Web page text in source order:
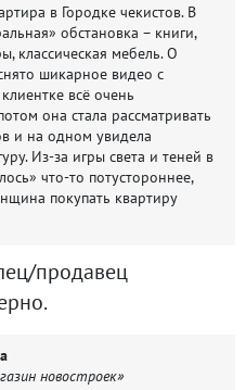
в Городке чекистов. В
обстановка – книги,
классическая мебель. О
шикарное видео с
всё очень
она стала рассматривать
и на одном увидела
Из-за игры света и теней в
что-то потустороннее,
покупать квартиру
продавец
новостроек»